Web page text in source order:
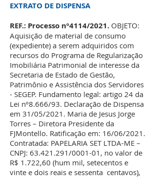
EXTRATO DE DISPENSA
REF.: Processo nº4114/2021. OBJETO:
Aquisição de material de consumo
(expediente) a serem adquiridos com
recursos do Programa de Regularização
Imobiliária Patrimonial de interesse da
Secretaria de Estado de Gestão,
Patrimônio e Assistência dos Servidores
- SEGEP. Fundamento legal: artigo 24 da
Lei nº8.666/93. Declaração de Dispensa
em 31/05/2021. Maria de Jesus Jorge
Torres – Diretora Presidente da
FJMontello. Ratificação em: 16/06/2021.
Contratada: PAPELARIA SET LTDA-ME –
CNPJ: 63.421.291/0001-01, no valor de
R$ 1.722,60 (hum mil, setecentos e
vinte e dois reais e sessenta centavos),